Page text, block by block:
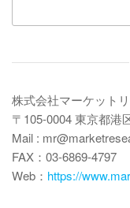
シ
ン
株式会社マーケット
〒105-0004 東京都港
Mail :
FAX：03-6869-4797
Web： https://